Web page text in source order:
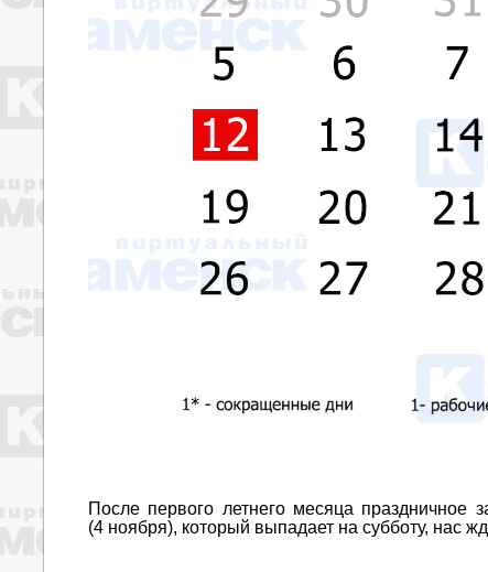
После первого летнего месяца праздничное
(4 ноября), который выпадает на субботу, нас